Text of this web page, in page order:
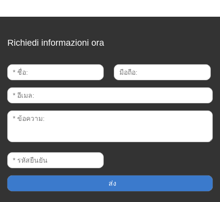
Richiedi informazioni ora